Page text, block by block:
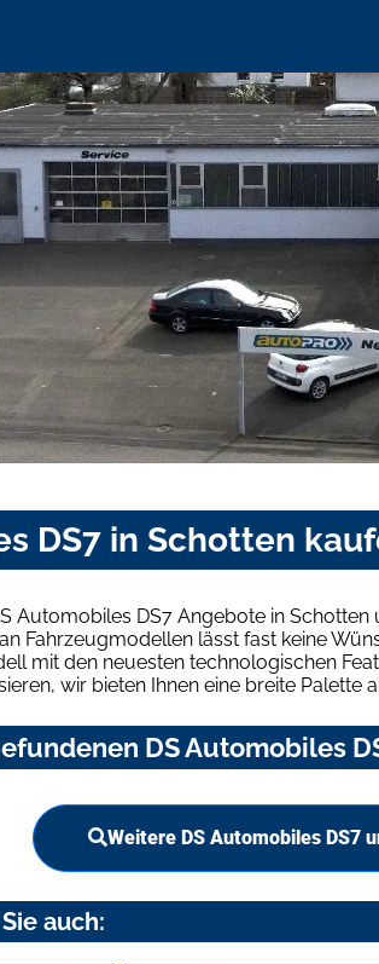
DS7 in Schotten
Automobiles DS7 Angebote in
Fahrzeugmodellen lässt fast keine
mit den neuesten technologischen
wir bieten Ihnen eine breite Palette
DS Automobiles
Weitere DS Automobiles DS7
auch: